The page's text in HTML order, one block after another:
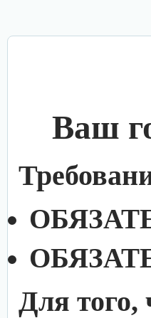
Ваш
Для того,